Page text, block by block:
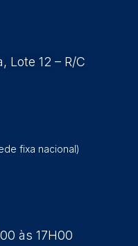
Lote 12 – R/C
fixa nacional)
às 17H00